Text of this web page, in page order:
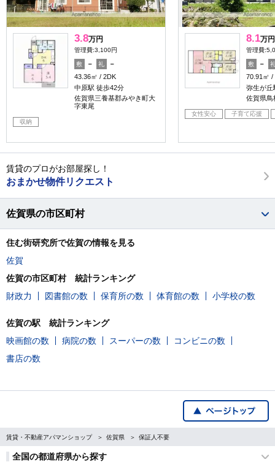
3.8万円
管理費:3,100円
敷 － 礼
－
43.36㎡
2DK
中原駅 徒歩42分
佐賀県三養基郡みやき町大
字東尾
収納
8.1万円
管理費
敷 －
70.91㎡
弥生が丘
佐賀県鳥
女性安心 子育て応援
賃貸のプロがお部屋探し！
おまかせ物件リクエスト
佐賀県の市区町村
住む街研究所で佐賀の情報を見る
佐賀
佐賀の市区町村 統計ランキング
財政力
図書館の数 保育所の数 体育館の数 小学校の数
佐賀の駅 統計ランキング
映画館の数
病院の数 スーパーの数
コンビニの数
書店の数
賃貸・不動産アパマンショップ 佐賀県 保証人不要
全国の都道府県から探す